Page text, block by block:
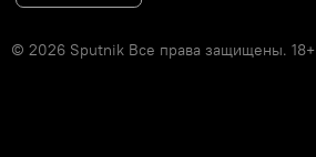
© 2026 Sputnik Все права защищены. 18+